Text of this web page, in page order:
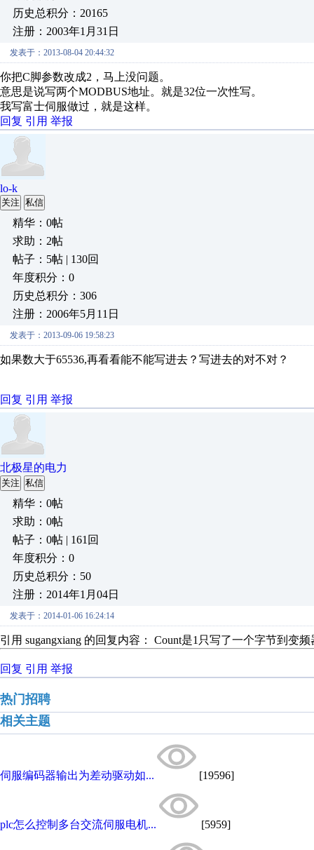
历史总积分：20165
注册：2003年1月31日
发表于：2013-08-04 20:44:32
你把C脚参数改成2，马上没问题。
意思是说写两个MODBUS地址。就是32位一次性写。
我写富士伺服做过，就是这样。
回复 引用 举报
lo-k
关注 私信
精华：0帖
求助：2帖
帖子：5帖 | 130回
年度积分：0
历史总积分：306
注册：2006年5月11日
发表于：2013-09-06 19:58:23
如果数大于65536,再看看能不能写进去？写进去的对不对？
回复 引用 举报
北极星的电力
关注 私信
精华：0帖
求助：0帖
帖子：0帖 | 161回
年度积分：0
历史总积分：50
注册：2014年1月04日
发表于：2014-01-06 16:24:14
引用 sugangxiang 的回复内容： Count是1只写了一个字节到变
回复 引用 举报
热门招聘
相关主题
伺服编码器输出为差动驱动如... [19596]
plc怎么控制多台交流伺服电机... [5959]